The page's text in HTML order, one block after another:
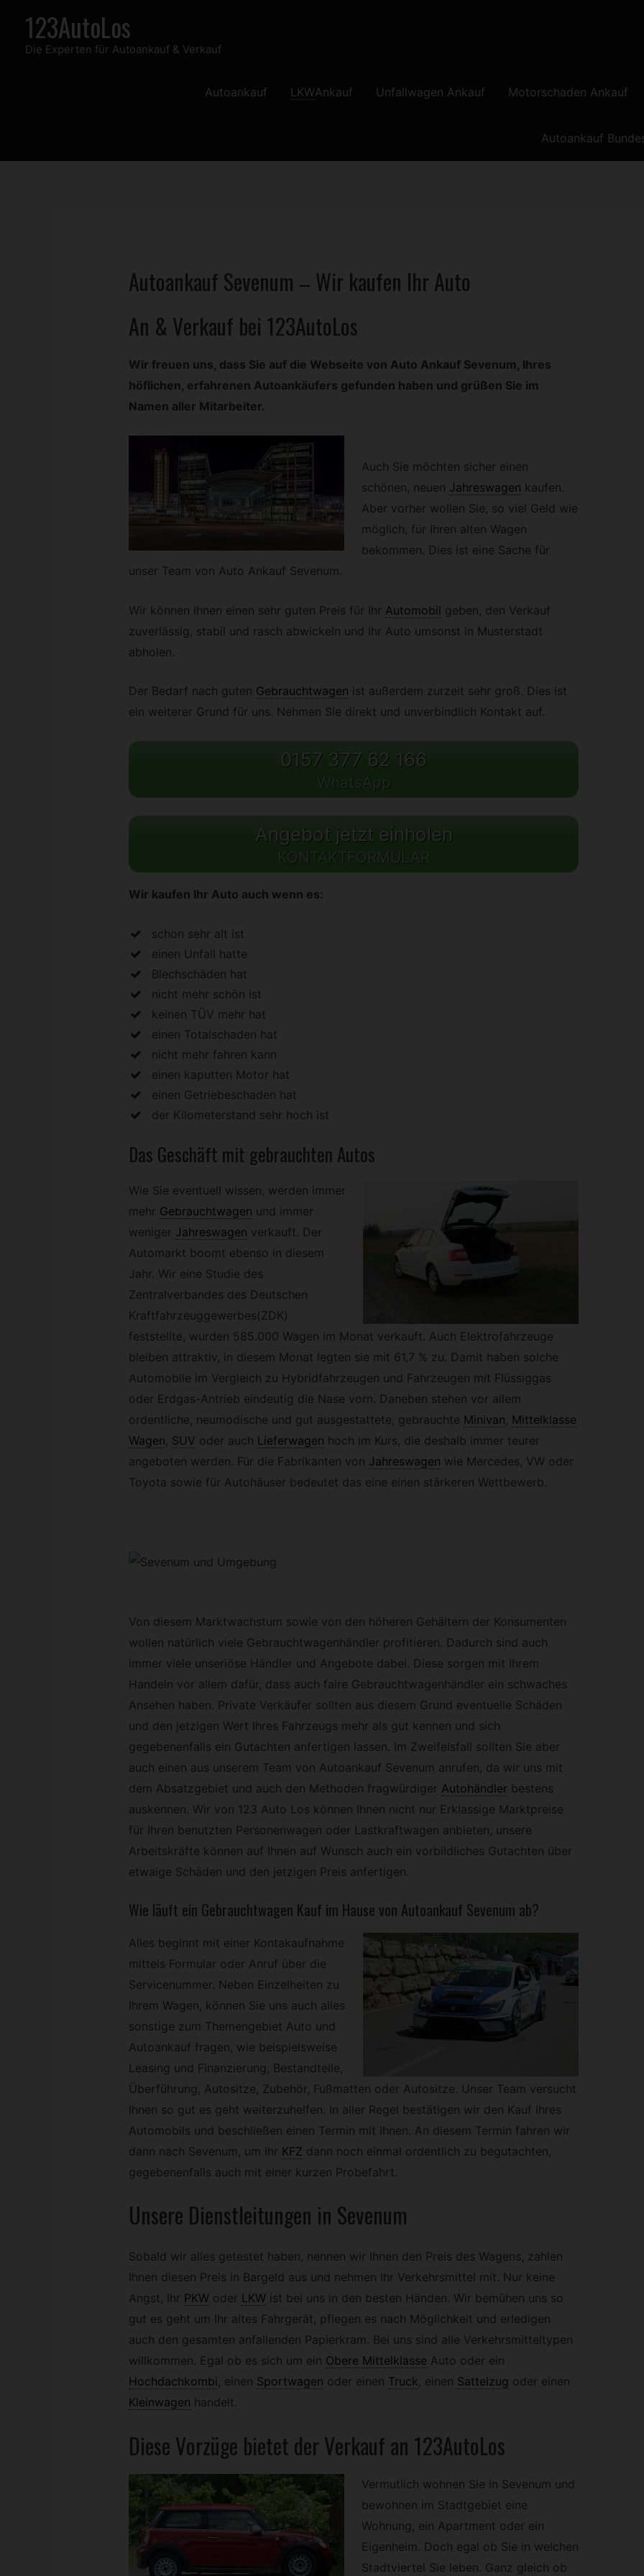
springen
123AutoLos
Die Experten für Autoankauf & Verkauf
Autoankauf LKWAnkauf Unfallwagen Ankauf Motorschaden Ankauf
Autoankauf
Autoankauf Sevenum – Wir kaufen Ihr Auto
An & Verkauf bei 123AutoLos
Wir freuen uns, dass Sie auf die Webseite von Auto Ankauf Sevenum, Ihres
höflichen, erfahrenen Autoankäufers gefunden haben und grüßen Sie im
Namen aller Mitarbeiter.
Auch Sie möchten sicher einen
schönen, neuen Jahreswagen kaufen.
Aber vorher wollen Sie, so viel Geld wie
möglich, für Ihren alten Wagen
bekommen. Dies ist eine Sache für
unser Team von Auto Ankauf Sevenum.
Wir können Ihnen einen sehr guten Preis für Ihr Automobil geben, den Verkauf
zuverlässig, stabil und rasch abwickeln und Ihr Auto umsonst in Musterstadt
abholen.
Der Bedarf nach guten Gebrauchtwagen ist außerdem zurzeit sehr groß. Dies ist
ein weiterer Grund für uns. Nehmen Sie direkt und unverbindlich Kontakt auf.
0157 377 62 166
WhatsApp
Angebot jetzt einholen
KONTAKTFORMULAR
Wir kaufen Ihr Auto auch wenn es:
schon sehr alt ist
einen Unfall hatte
Blechschäden hat
nicht mehr schön ist
keinen TÜV mehr hat
einen Totalschaden hat
nicht mehr fahren kann
einen kaputten Motor hat
einen Getriebeschaden hat
der Kilometerstand sehr hoch ist
Das Geschäft mit gebrauchten Autos
Wie Sie eventuell wissen, werden immer
mehr Gebrauchtwagen und immer
weniger Jahreswagen verkauft. Der
Automarkt boomt ebenso in diesem
Jahr. Wir eine Studie des
Zentralverbandes des Deutschen
Kraftfahrzeuggewerbes(ZDK)
feststellte, wurden 585.000 Wagen im Monat verkauft. Auch Elektrofahrzeuge
bleiben attraktiv, in diesem Monat legten sie mit 61,7 % zu. Damit haben solche
Automobile im Vergleich zu Hybridfahrzeugen und Fahrzeugen mit Flüssiggas
oder Erdgas-Antrieb eindeutig die Nase vorn. Daneben stehen vor allem
ordentliche, neumodische und gut ausgestattete, gebrauchte Minivan, Mittelklasse
Wagen, SUV oder auch Lieferwagen hoch im Kurs, die deshalb immer teurer
angeboten werden. Für die Fabrikanten von Jahreswagen wie Mercedes, VW oder
Toyota sowie für Autohäuser bedeutet das eine einen stärkeren Wettbewerb.
Von diesem Marktwachstum sowie von den höheren Gehältern der Konsumenten
wollen natürlich viele Gebrauchtwagenhändler profitieren. Dadurch sind auch
immer viele unseriöse Händler und Angebote dabei. Diese sorgen mit Ihrem
Handeln vor allem dafür, dass auch faire Gebrauchtwagenhändler ein schwaches
Ansehen haben. Private Verkäufer sollten aus diesem Grund eventuelle Schäden
und den jetzigen Wert Ihres Fahrzeugs mehr als gut kennen und sich
gegebenenfalls ein Gutachten anfertigen lassen. Im Zweifelsfall sollten Sie aber
auch einen aus unserem Team von Autoankauf Sevenum anrufen, da wir uns mit
dem Absatzgebiet und auch den Methoden fragwürdiger Autohändler bestens
auskennen. Wir von 123 Auto Los können Ihnen nicht nur Erklassige Marktpreise
für Ihren benutzten Personenwagen oder Lastkraftwagen anbieten, unsere
Arbeitskräfte können auf Ihnen auf Wunsch auch ein vorbildliches Gutachten über
etwaige Schäden und den jetzigen Preis anfertigen.
Wie läuft ein Gebrauchtwagen Kauf im Hause von Autoankauf Sevenum ab?
Alles beginnt mit einer Kontakaufnahme
mittels Formular oder Anruf über die
Servicenummer. Neben Einzelheiten zu
Ihrem Wagen, können Sie uns auch alles
sonstige zum Themengebiet Auto und
Autoankauf fragen, wie beispielsweise
Leasing und Finanzierung, Bestandteile,
Überführung, Autositze, Zubehör, Fußmatten oder Autositze. Unser Team versucht
Ihnen so gut es geht weiterzuhelfen. In aller Regel bestätigen wir den Kauf Ihres
Automobils und beschließen einen Termin mit Ihnen. An diesem Termin fahren wir
dann nach Sevenum, um Ihr KFZ dann noch einmal ordentlich zu begutachten,
gegebenenfalls auch mit einer kurzen Probefahrt.
Unsere Dienstleitungen in Sevenum
Sobald wir alles getestet haben, nennen wir Ihnen den Preis des Wagens, zahlen
Ihnen diesen Preis in Bargeld aus und nehmen Ihr Verkehrsmittel mit. Nur keine
Angst, Ihr PKW oder LKW ist bei uns in den besten Händen. Wir bemühen uns so
gut es geht um Ihr altes Fahrgerät, pflegen es nach Möglichkeit und erledigen
auch den gesamten anfallenden Papierkram. Bei uns sind alle Verkehrsmitteltypen
willkommen. Egal ob es sich um ein Obere Mittelklasse Auto oder ein
Hochdachkombi, einen Sportwagen oder einen Truck, einen Sattelzug oder einen
Kleinwagen handelt.
Diese Vorzüge bietet der Verkauf an 123AutoLos
Vermutlich wohnen Sie in Sevenum und
bewohnen im Stadtgebiet eine
Wohnung, ein Apartment oder ein
Eigenheim. Doch egal ob Sie in welchen
Stadtviertel Sie leben. Ganz gleich ob